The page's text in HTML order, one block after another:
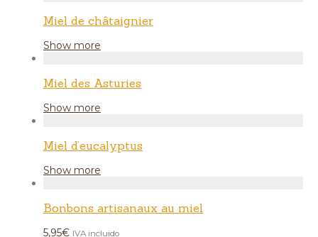
Miel de châtaignier
Show more
Miel des Asturies
Show more
Miel d’eucalyptus
Show more
Bonbons artisanaux au miel
5,95€ IVA incluido